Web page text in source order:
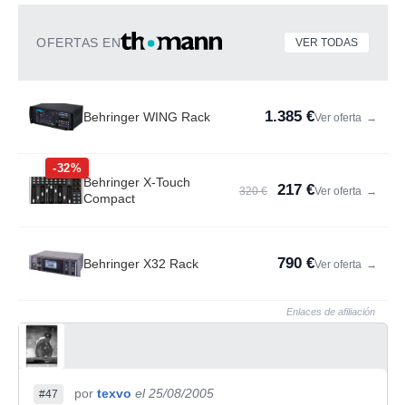
OFERTAS EN VER TODAS
Behringer WING Rack 1.385 €Ver oferta →
-32%
Behringer X-Touch
Compact
320 € 217 €Ver oferta →
Behringer X32 Rack 790 €Ver oferta →
Enlaces de afiliación
#47 por texvo el 25/08/2005